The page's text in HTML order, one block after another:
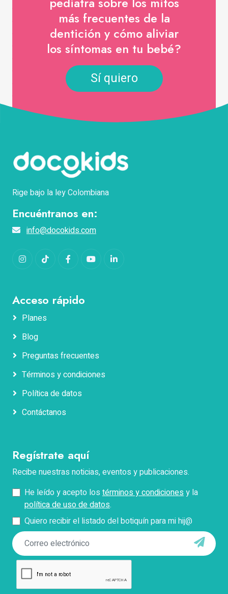
más frecuentes de la
dentición y cómo aliviar
los síntomas en tu bebé?
Sí quiero
Rige bajo la ley Colombiana
Encuéntranos en:
info@docokids.com
InstagramTikTok FacebookYouTubeLinkedIn
Acceso rápido
Planes
Blog
Preguntas frecuentes
Términos y condiciones
Política de datos
Contáctanos
Regístrate aquí
Recibe nuestras noticias, eventos y publicaciones.
He leído y acepto los términos y condicionesy la
política de uso de datos.
Quiero recibir el listado del botiquín para mi hij@
Enviar
Nombres
Apellidos
Teléfono
Pregunta
*Describe tu problema con el pago, facturación o